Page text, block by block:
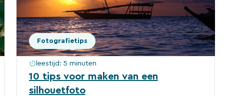
Fotografietips
leestijd: 5 minuten
10 tips voor maken van een
silhouetfoto